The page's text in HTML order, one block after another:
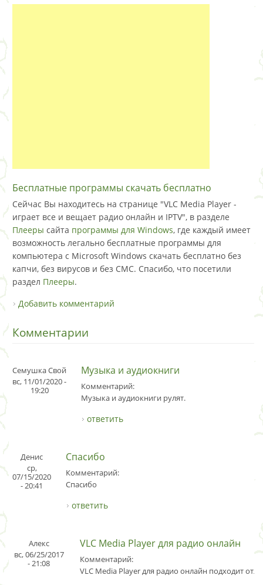
Бесплатные программы скачать бесплатно
Сейчас Вы находитесь на странице "VLC Media Player -
играет все и вещает радио онлайн и IPTV", в разделе
Плееры сайта программы для Windows, где каждый имеет
возможность легально бесплатные программы для
компьютера с Microsoft Windows скачать бесплатно без
капчи, без вирусов и без СМС. Спасибо, что посетили
раздел Плееры.
Добавить комментарий
Комментарии
Семушка Свой
вс, 11/01/2020 -
19:20
Музыка и аудиокниги
Комментарий:
Музыка и аудиокниги рулят.
ответить
Денис
ср,
07/15/2020
- 20:41
Спасибо
Комментарий:
Спасибо
ответить
Алекс
вс, 06/25/2017
- 21:08
VLC Media Player для радио онлайн
Комментарий:
VLC Media Player для радио онлайн подходит